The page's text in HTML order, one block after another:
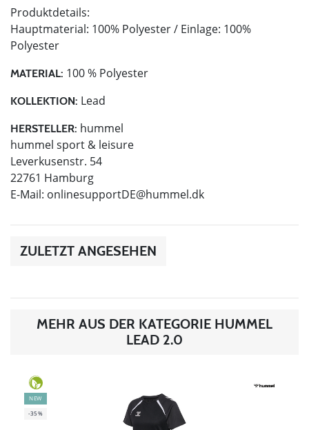
Produktdetails:
Hauptmaterial: 100% Polyester / Einlage: 100%
Polyester
MATERIAL: 100 % Polyester
KOLLEKTION: Lead
HERSTELLER: hummel
hummel sport & leisure
Leverkusenstr. 54
22761 Hamburg
E-Mail: onlinesupportDE@hummel.dk
ZULETZT ANGESEHEN
MEHR AUS DER KATEGORIE HUMMEL
LEAD 2.0
NEW
-35%